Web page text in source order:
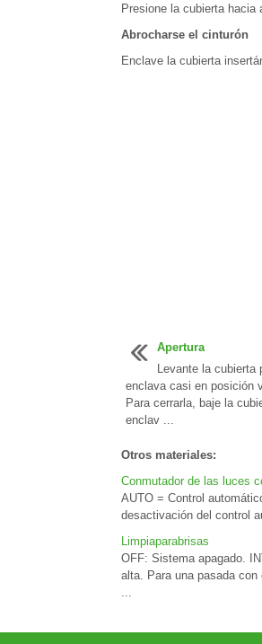
Presione la cubierta hacia
Abrocharse el cinturón
Enclave la cubierta
Apertura
Levante la cubierta
enclava casi en posición
Para cerrarla, baje la
enclav ...
Otros materiales:
Conmutador de las luces
AUTO = Control
desactivación del control
Limpiaparabrisas
OFF: Sistema apagado.
alta. Para una pasada
...